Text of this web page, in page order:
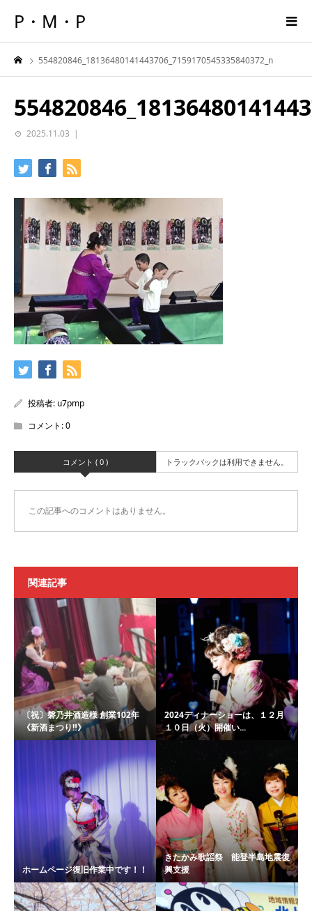
P・M・P
554820846_18136480141443706_7159170545335840372_n
2025.11.03
投稿者: u7pmp
コメント:0
コメント ( 0 ) トラックバックは利用できません。
この記事へのコメントはありません。
関連記事
〔祝〕磐乃井酒造様 創業102年
《新酒まつり‼️》
2024ディナーショーは、１２月
１０日（火）開催い...
ホームページ復旧作業中です！！
きたかみ歌謡祭 能登半島地震復
興支援